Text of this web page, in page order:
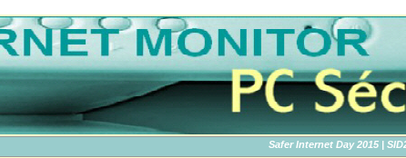
Safer Internet Day 2015 | SID2015